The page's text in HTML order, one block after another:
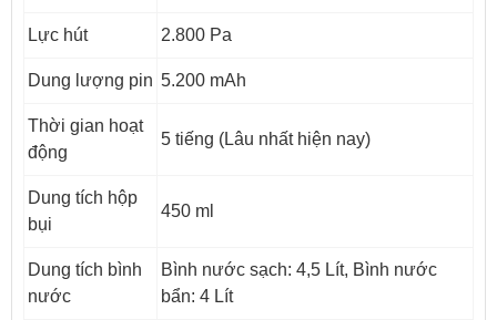
Lực hút 2.800 Pa
Dung lượng pin 5.200 mAh
Thời gian hoạt
động
5 tiếng (Lâu nhất hiện nay)
Dung tích hộp
bụi
450 ml
Dung tích bình
nước
Bình nước sạch: 4,5 Lít, Bình nước
bẩn: 4 Lít